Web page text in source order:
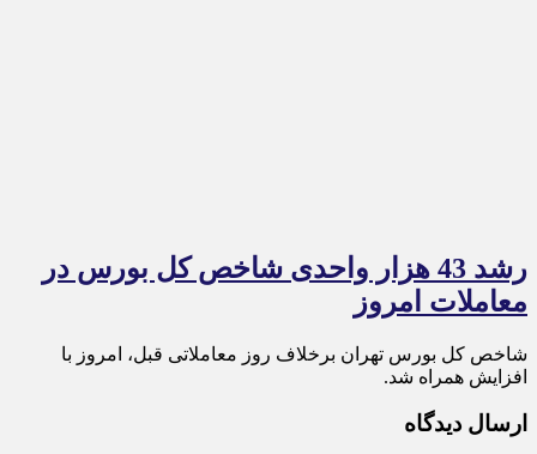
رشد 43 هزار واحدی شاخص کل بورس در
معاملات امروز
شاخص کل بورس تهران برخلاف روز معاملاتی قبل، امروز با
افزایش همراه شد.
ارسال دیدگاه